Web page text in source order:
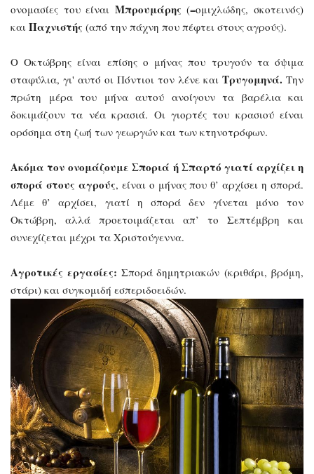
ονομασίες του είναι Μπρουμάρης (=ομιχλώδης, σκοτεινός)
και Παχνιστής (από την πάχνη που πέφτει στους αγρούς).
Ο Οκτώβρης είναι επίσης ο μήνας που τρυγούν τα όψιμα
σταφύλια, γι' αυτό οι Πόντιοι τον λένε και Τρυγομηνά. Την
πρώτη μέρα του μήνα αυτού ανοίγουν τα βαρέλια και
δοκιμάζουν τα νέα κρασιά. Οι γιορτές του κρασιού είναι
ορόσημα στη ζωή των γεωργών και των κτηνοτρόφων.
Ακόμα τον ονομάζουμε Σποριά ή Σπαρτό γιατί αρχίζει η
σπορά στους αγρούς, είναι ο μήνας που θ’ αρχίσει η σπορά.
Λέμε θ’ αρχίσει, γιατί η σπορά δεν γίνεται μόνο τον
Οκτώβρη, αλλά προετοιμάζεται απ’ το Σεπτέμβρη και
συνεχίζεται μέχρι τα Χριστούγεννα.
Αγροτικές εργασίες: Σπορά δημητριακών (κριθάρι, βρόμη,
στάρι) και συγκομιδή εσπεριδοειδών.